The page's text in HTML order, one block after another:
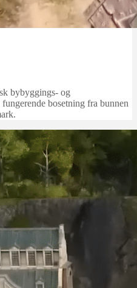
bybyggings- og
bosetning fra bunnen